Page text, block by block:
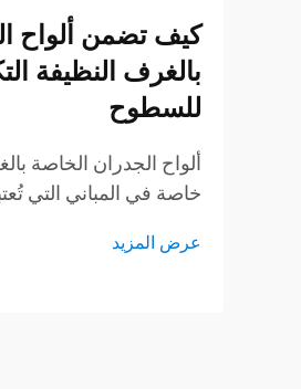
كيف تضمن ألواح
بالغرف النظيفة
للسطوح
ألواح الجدران الخاصة
خاصة في المباني التي
على نقاء الهواء وتقليل
عرض المزيد